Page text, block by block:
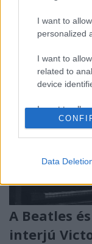
I want to
personalized
I want to
related to
device
I want to
related to
related to
I want to
related to
functionality
user
Data
A Beatles
interjú